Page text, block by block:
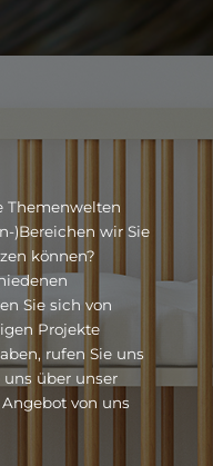
Themenwelten
)Bereichen wir Sie
können?
Sie sich von
Projekte
rufen Sie uns
uns über unser
von uns